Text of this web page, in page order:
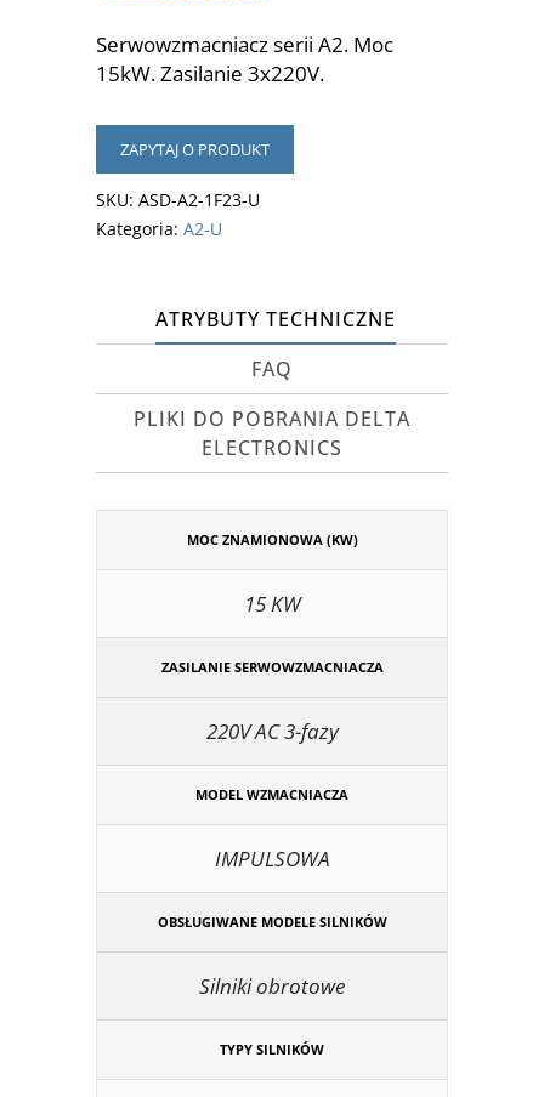
Serwowzmacniacz serii A2. Moc
15kW. Zasilanie 3x220V.
ZAPYTAJ O PRODUKT
SKU: ASD-A2-1F23-U
Kategoria: A2-U
ATRYBUTY TECHNICZNE
FAQ
PLIKI DO POBRANIA DELTA
ELECTRONICS
MOC ZNAMIONOWA (KW)
15 KW
ZASILANIE SERWOWZMACNIACZA
220V AC 3-fazy
MODEL WZMACNIACZA
IMPULSOWA
OBSŁUGIWANE MODELE SILNIKÓW
Silniki obrotowe
TYPY SILNIKÓW